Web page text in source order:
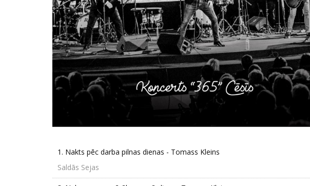
1. Nakts pēc darba pilnas dienas - Tomass Kleins
Saldās Sejas